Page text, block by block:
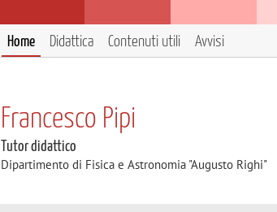
Home Didattica Contenuti utili Avvisi
Francesco Pipi
Tutor didattico
Dipartimento di Fisica e Astronomia "Augusto Righi"